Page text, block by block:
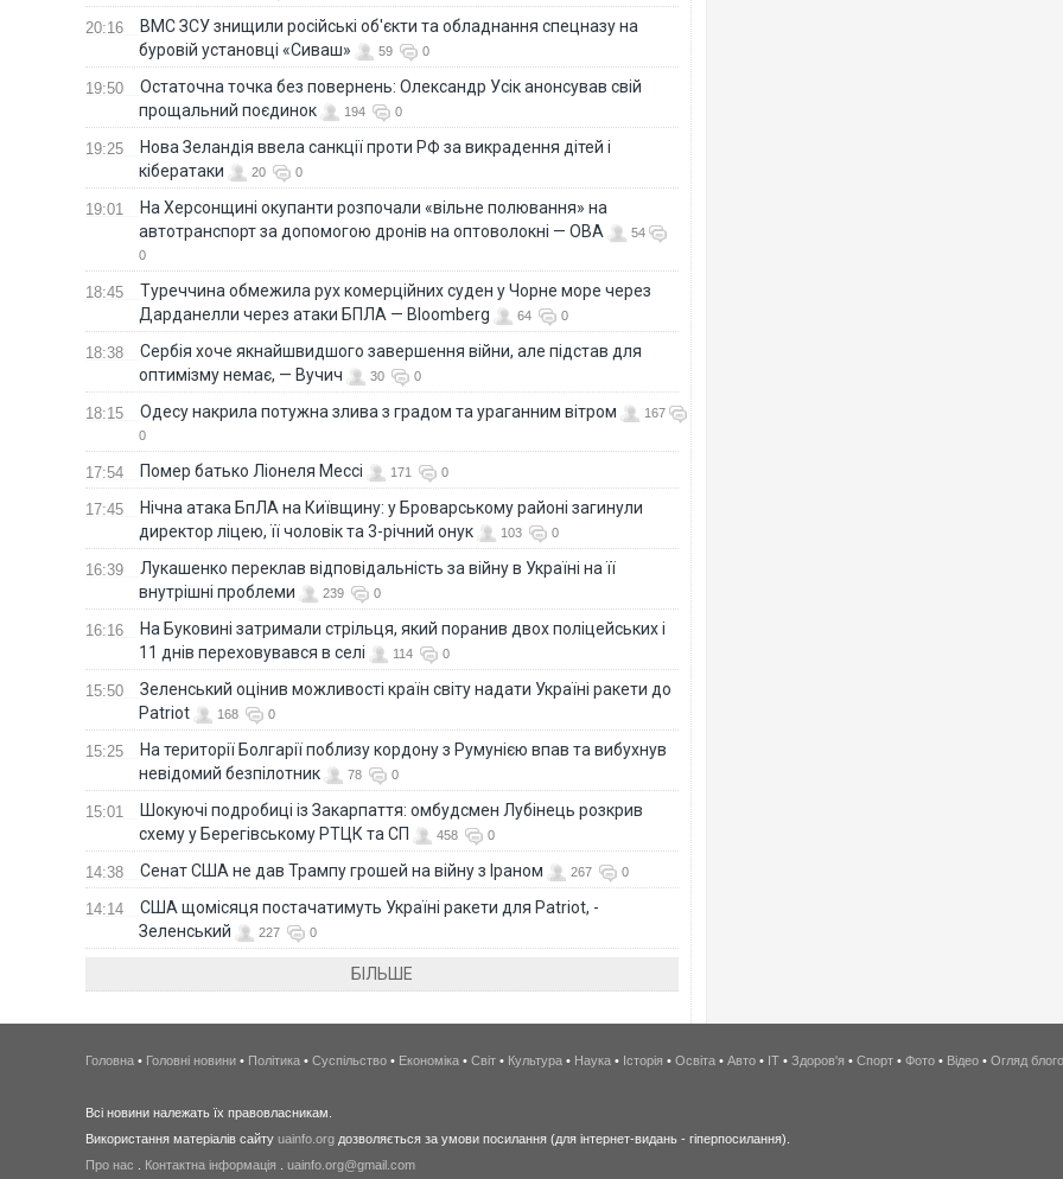
20:16
ВМС ЗСУ знищили російські об'єкти та обладнання спецназу на
буровій установці «Сиваш»
59 0
19:50
Остаточна точка без повернень: Олександр Усік анонсував свій
прощальний поєдинок
194 0
19:25
Нова Зеландія ввела санкції проти РФ за викрадення дітей і
кібератаки
20 0
19:01
На Херсонщині окупанти розпочали «вільне полювання» на
автотранспорт за допомогою дронів на оптоволокні — ОВА
54
0
18:45
Туреччина обмежила рух комерційних суден у Чорне море через
Дарданелли через атаки БПЛА — Bloomberg
64 0
18:38
Сербія хоче якнайшвидшого завершення війни, але підстав для
оптимізму немає, — Вучич
30 0
18:15 Одесу накрила потужна злива з градом та ураганним вітром
167
0
17:54 Помер батько Ліонеля Мессі 171 0
17:45
Нічна атака БпЛА на Київщину: у Броварському районі загинули
директор ліцею, її чоловік та 3-річний онук
103 0
16:39
Лукашенко переклав відповідальність за війну в Україні на її
внутрішні проблеми
239 0
16:16
На Буковині затримали стрільця, який поранив двох поліцейських і
11 днів переховувався в селі
114 0
15:50
Зеленський оцінив можливості країн світу надати Україні ракети до
Patriot
168 0
15:25
На території Болгарії поблизу кордону з Румунією впав та вибухнув
невідомий безпілотник
78 0
15:01
Шокуючі подробиці із Закарпаття: омбудсмен Лубінець розкрив
схему у Берегівському РТЦК та СП
458 0
14:38 Сенат США не дав Трампу грошей на війну з Іраном 267 0
14:14
США щомісяця постачатимуть Україні ракети для Patriot, -
Зеленський
227 0
БІЛЬШЕ
Головна • Головні новини • Політика • Суспільство • Економіка • Світ • Культура • Наука • Історія • Освіта • Авто • IT • Здоров'я • Спорт • Фото • Відео • Огляд
Всі новини належать їх правовласникам.
Використання матеріалів сайту uainfo.org дозволяється за умови посилання (для інтернет-видань - гіперпосилання).
Про нас
Контактна інформація uainfo.org@gmail.com